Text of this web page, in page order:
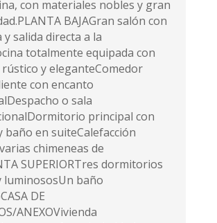
con materiales nobles y gran
BAJAGran salón con
y salida directa a la
totalmente equipada con
y eleganteComedor
con encanto
o sala
principal con
baño en suiteCalefacción
chimeneas de
SUPERIORTres dormitorios
luminososUn baño
DE
ANEXOVivienda